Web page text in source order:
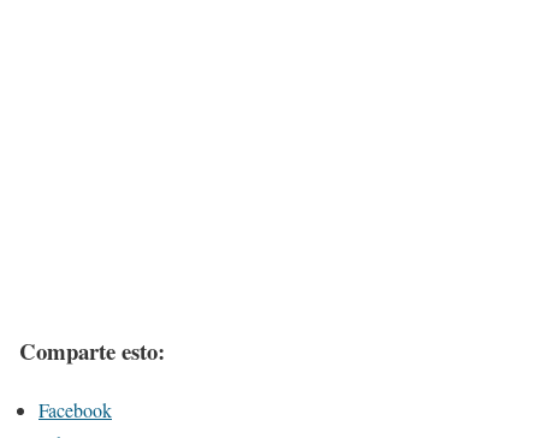
Comparte esto:
Facebook